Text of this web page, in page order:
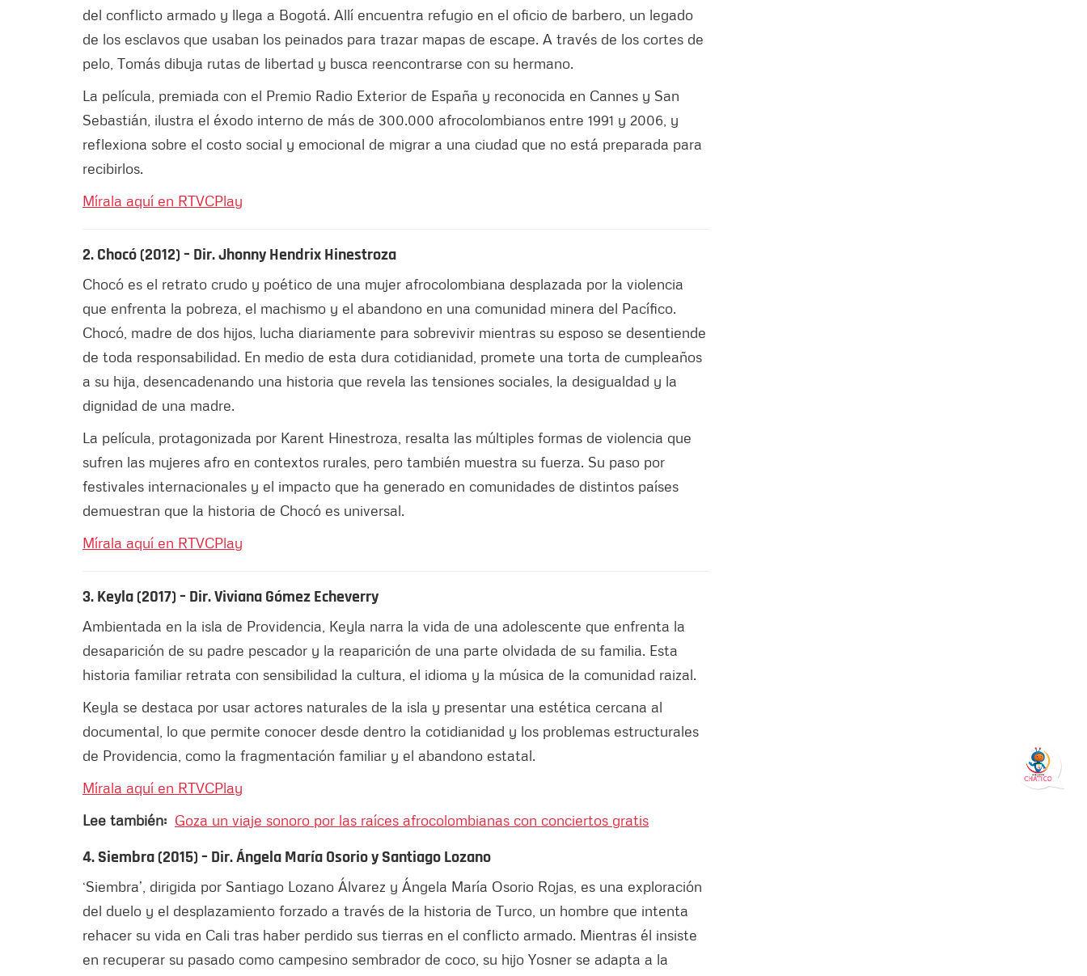
del conflicto armado y llega a Bogotá. Allí encuentra refugio en el oficio de barbero, un legado
de los esclavos que usaban los peinados para trazar mapas de escape. A través de los cortes de
pelo, Tomás dibuja rutas de libertad y busca reencontrarse con su hermano.
La película, premiada con el Premio Radio Exterior de España y reconocida en Cannes y San
Sebastián, ilustra el éxodo interno de más de 300.000 afrocolombianos entre 1991 y 2006, y
reflexiona sobre el costo social y emocional de migrar a una ciudad que no está preparada para
recibirlos.
Mírala aquí en RTVCPlay
2. Chocó (2012) – Dir. Jhonny Hendrix Hinestroza
Chocó es el retrato crudo y poético de una mujer afrocolombiana desplazada por la violencia
que enfrenta la pobreza, el machismo y el abandono en una comunidad minera del Pacífico.
Chocó, madre de dos hijos, lucha diariamente para sobrevivir mientras su esposo se desentiende
de toda responsabilidad. En medio de esta dura cotidianidad, promete una torta de cumpleaños
a su hija, desencadenando una historia que revela las tensiones sociales, la desigualdad y la
dignidad de una madre.
La película, protagonizada por Karent Hinestroza, resalta las múltiples formas de violencia que
sufren las mujeres afro en contextos rurales, pero también muestra su fuerza. Su paso por
festivales internacionales y el impacto que ha generado en comunidades de distintos países
demuestran que la historia de Chocó es universal.
Mírala aquí en RTVCPlay
3. Keyla (2017) – Dir. Viviana Gómez Echeverry
Ambientada en la isla de Providencia, Keyla narra la vida de una adolescente que enfrenta la
desaparición de su padre pescador y la reaparición de una parte olvidada de su familia. Esta
historia familiar retrata con sensibilidad la cultura, el idioma y la música de la comunidad raizal.
Keyla se destaca por usar actores naturales de la isla y presentar una estética cercana al
documental, lo que permite conocer desde dentro la cotidianidad y los problemas estructurales
de Providencia, como la fragmentación familiar y el abandono estatal.
Mírala aquí en RTVCPlay
Lee también: Goza un viaje sonoro por las raíces afrocolombianas con conciertos gratis
4. Siembra (2015) – Dir. Ángela María Osorio y Santiago Lozano
‘Siembra’, dirigida por Santiago Lozano Álvarez y Ángela María Osorio Rojas, es una exploración
del duelo y el desplazamiento forzado a través de la historia de Turco, un hombre que intenta
rehacer su vida en Cali tras haber perdido sus tierras en el conflicto armado. Mientras él insiste
en recuperar su pasado como campesino sembrador de coco, su hijo Yosner se adapta a la